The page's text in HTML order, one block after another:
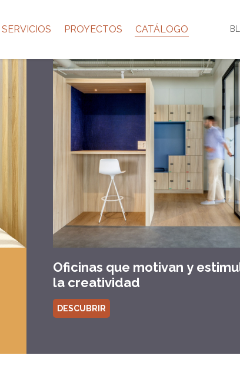
SERVICIOS PROYECTOS CATÁLOGO
Oficinas que motivan y
la creatividad
DESCUBRIR